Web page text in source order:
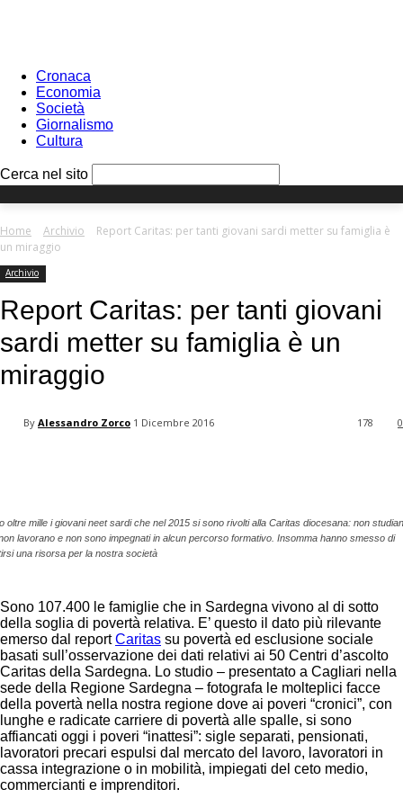
Cronaca
Economia
Società
Giornalismo
Cultura
your password
Recover your password
Cerca nel sito
Home Archivio
Report Caritas: per tanti giovani sardi metter su famiglia è
un miraggio
Archivio
Report Caritas: per tanti giovani
sardi metter su famiglia è un
miraggio
By Alessandro Zorco 1 Dicembre 2016 0
178
oltre mille i giovani neet sardi che nel 2015 si sono rivolti alla Caritas diocesana: non
lavorano e non sono impegnati in alcun percorso formativo. Insomma hanno smesso di
una risorsa per la nostra società
Sono 107.400 le famiglie che in Sardegna vivono al di sotto
della soglia di povertà relativa. E’ questo il dato più rilevante
emerso dal reportCaritas su povertà ed esclusione sociale
basati sull’osservazione dei dati relativi ai 50 Centri d’ascolto
Caritas della Sardegna. Lo studio – presentato a Cagliari nella
sede della Regione Sardegna – fotografa le molteplici facce
della povertà nella nostra regione dove ai poveri “cronici”, con
lunghe e radicate carriere di povertà alle spalle, si sono
affiancati oggi i poveri “inattesi”: sigle separati, pensionati,
lavoratori precari espulsi dal mercato del lavoro, lavoratori in
cassa integrazione o in mobilità, impiegati del ceto medio,
commercianti e imprenditori.